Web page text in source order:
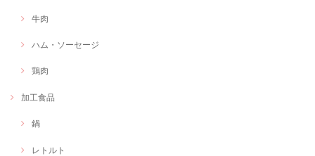
牛肉
ハム・ソーセージ
鶏肉
加工食品
鍋
レトルト